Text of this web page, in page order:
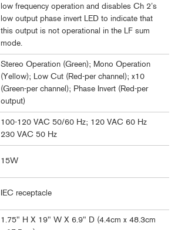
low frequency operation and disables Ch 2’s
low output phase invert LED to indicate that
this output is not operational in the LF sum
mode.
Stereo Operation (Green); Mono Operation
(Yellow); Low Cut (Red-per channel); x10
(Green-per channel); Phase Invert (Red-per
output)
100-120 VAC 50/60 Hz; 120 VAC 60 Hz
230 VAC 50 Hz
15W
IEC receptacle
1.75" H X 19" W X 6.9" D (4.4cm x 48.3cm